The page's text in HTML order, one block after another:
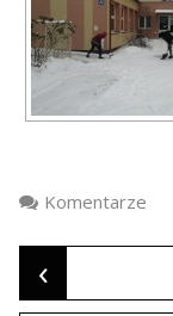
Komentarze
‹